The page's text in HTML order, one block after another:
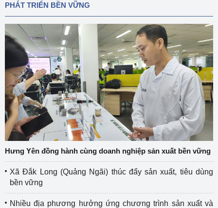
PHÁT TRIỂN BỀN VỮNG
Hưng Yên đồng hành cùng doanh nghiệp sản xuất bền vững
Xã Đắk Long (Quảng Ngãi) thúc đẩy sản xuất, tiêu dùng
bền vững
Nhiều địa phương hưởng ứng chương trình sản xuất và